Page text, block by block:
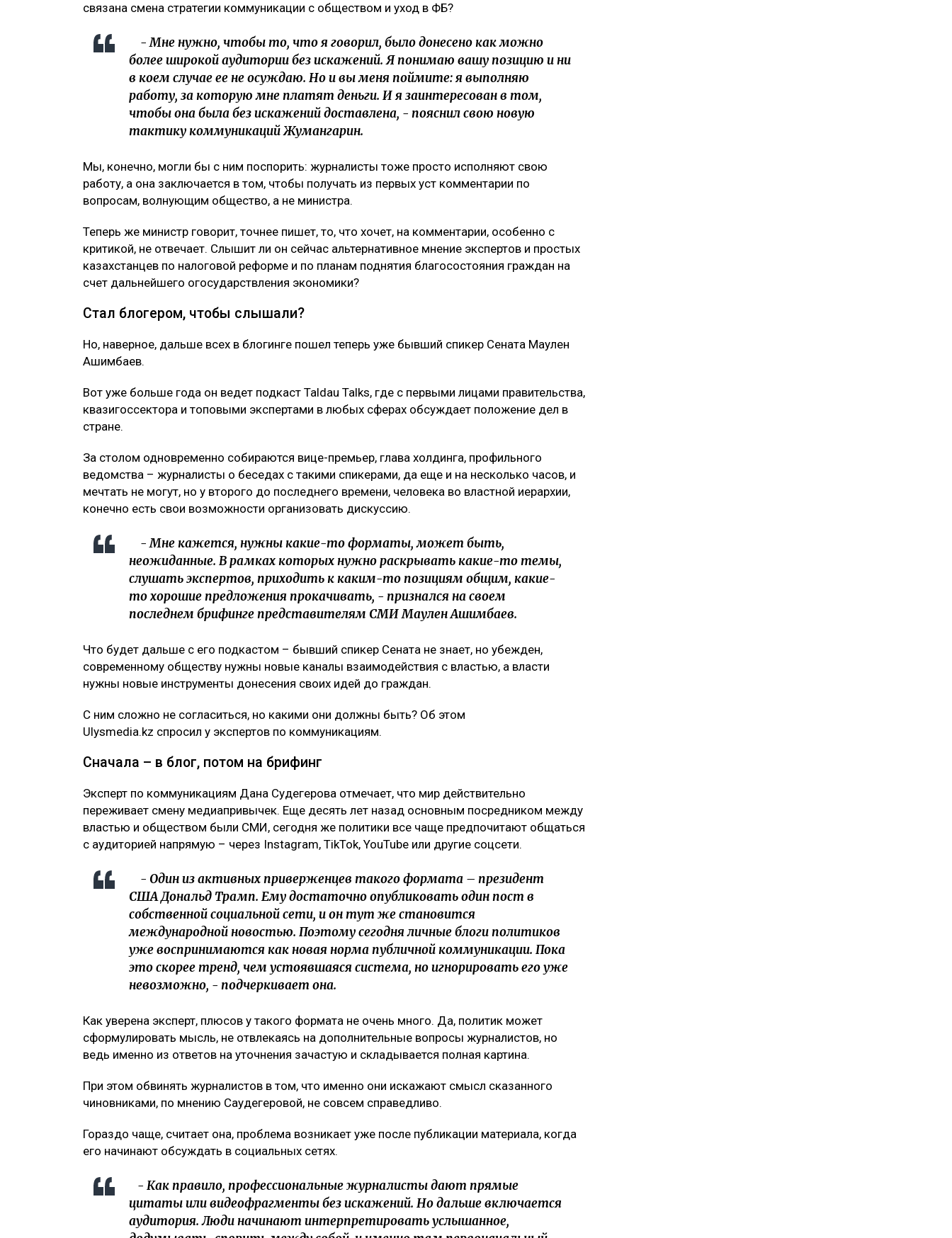
связана смена стратегии коммуникации с обществом и уход в ФБ?
- Мне нужно, чтобы то, что я говорил, было донесено как можно
более широкой аудитории без искажений. Я понимаю вашу позицию и ни
в коем случае ее не осуждаю. Но и вы меня поймите: я выполняю
работу, за которую мне платят деньги. И я заинтересован в том,
чтобы она была без искажений доставлена, - пояснил свою новую
тактику коммуникаций Жумангарин.
Мы, конечно, могли бы с ним поспорить: журналисты тоже просто исполняют свою
работу, а она заключается в том, чтобы получать из первых уст комментарии по
вопросам, волнующим общество, а не министра.
Теперь же министр говорит, точнее пишет, то, что хочет, на комментарии, особенно с
критикой, не отвечает. Слышит ли он сейчас альтернативное мнение экспертов и простых
казахстанцев по налоговой реформе и по планам поднятия благосостояния граждан на
счет дальнейшего огосударствления экономики?
Стал блогером, чтобы слышали?
Но, наверное, дальше всех в блогинге пошел теперь уже бывший спикер Сената Маулен
Ашимбаев.
Вот уже больше года он ведет подкаст Taldau Talks, где с первыми лицами правительства,
квазигоссектора и топовыми экспертами в любых сферах обсуждает положение дел в
стране.
За столом одновременно собираются вице-премьер, глава холдинга, профильного
ведомства – журналисты о беседах с такими спикерами, да еще и на несколько часов, и
мечтать не могут, но у второго до последнего времени, человека во властной иерархии,
конечно есть свои возможности организовать дискуссию.
- Мне кажется, нужны какие-то форматы, может быть,
неожиданные. В рамках которых нужно раскрывать какие-то темы,
слушать экспертов, приходить к каким-то позициям общим, какие-
то хорошие предложения прокачивать, - признался на своем
последнем брифинге представителям СМИ Маулен Ашимбаев.
Что будет дальше с его подкастом – бывший спикер Сената не знает, но убежден,
современному обществу нужны новые каналы взаимодействия с властью, а власти
нужны новые инструменты донесения своих идей до граждан.
С ним сложно не согласиться, но какими они должны быть? Об этом
Ulysmedia.kz спросил у экспертов по коммуникациям.
Сначала – в блог, потом на брифинг
Эксперт по коммуникациям Дана Судегерова отмечает, что мир действительно
переживает смену медиапривычек. Еще десять лет назад основным посредником между
властью и обществом были СМИ, сегодня же политики все чаще предпочитают общаться
с аудиторией напрямую – через Instagram, TikTok, YouTube или другие соцсети.
- Один из активных приверженцев такого формата – президент
США Дональд Трамп. Ему достаточно опубликовать один пост в
собственной социальной сети, и он тут же становится
международной новостью. Поэтому сегодня личные блоги политиков
уже воспринимаются как новая норма публичной коммуникации. Пока
это скорее тренд, чем устоявшаяся система, но игнорировать его уже
невозможно, - подчеркивает она.
Как уверена эксперт, плюсов у такого формата не очень много. Да, политик может
сформулировать мысль, не отвлекаясь на дополнительные вопросы журналистов, но
ведь именно из ответов на уточнения зачастую и складывается полная картина.
При этом обвинять журналистов в том, что именно они искажают смысл сказанного
чиновниками, по мнению Саудегеровой, не совсем справедливо.
Гораздо чаще, считает она, проблема возникает уже после публикации материала, когда
его начинают обсуждать в социальных сетях.
- Как правило, профессиональные журналисты дают прямые
цитаты или видеофрагменты без искажений. Но дальше включается
аудитория. Люди начинают интерпретировать услышанное,